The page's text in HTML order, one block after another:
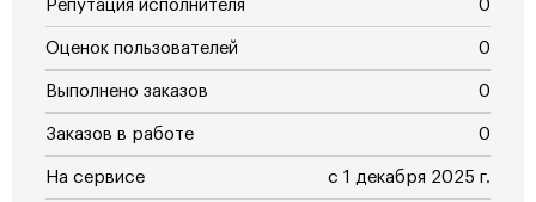
Репутация исполнителя 0
Оценок пользователей 0
Выполнено заказов 0
Заказов в работе 0
На сервисе с 1 декабря 2025 г.